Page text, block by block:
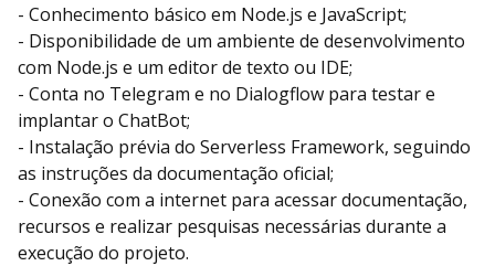
- Conhecimento básico em Node.js e JavaScript;
- Disponibilidade de um ambiente de desenvolvimento
com Node.js e um editor de texto ou IDE;
- Conta no Telegram e no Dialogflow para testar e
implantar o ChatBot;
- Instalação prévia do Serverless Framework, seguindo
as instruções da documentação oficial;
- Conexão com a internet para acessar documentação,
recursos e realizar pesquisas necessárias durante a
execução do projeto.